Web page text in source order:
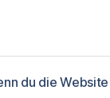
du die